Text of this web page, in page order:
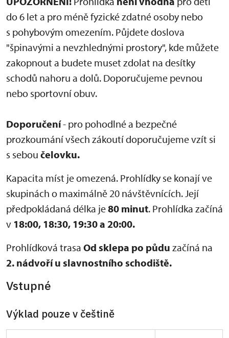
do 6 let a pro méně fyzické zdatné osoby nebo
s pohybovým omezením. Půjdete doslova
"špinavými a nevzhlednými prostory", kde můžete
zakopnout a budete muset zdolat na desítky
schodů nahoru a dolů. Doporučujeme pevnou
nebo sportovní obuv.
Doporučení- pro pohodlné a bezpečné
prozkoumání všech zákoutí doporučujeme vzít si
s sebou čelovku.
Kapacita míst je omezená. Prohlídky se konají ve
skupinách o maximálně 20 návštěvnících. Její
předpokládaná délka je80 minut. Prohlídka začíná
v 18:00, 18:30, 19:30 a 20:00.
Prohlídková trasa Od sklepa po půdu začíná na
2. nádvoří u slavnostního schodiště.
Vstupné
Výklad pouze v češtině